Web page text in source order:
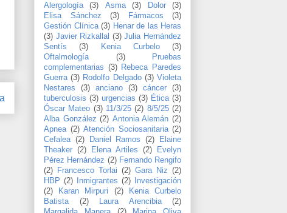
Alergología
(3) Asma (3) Dolor
(3)
Elisa Sánchez
(3) Fármacos
(3)
Gestión Clínica (3) Henar de las Heras
(3) Javier Rizkallal (3) Julia Hernández
Sentís
(3) Kenia Curbelo
(3)
Oftalmología
(3)
Pruebas
complementarias (3) Rebeca Paredes
Guerra (3) Rodolfo Delgado (3) Violeta
Nestares
(3) anciano (3) cáncer
(3)
tuberculosis (3) urgencias (3) Ética (3)
Óscar Mateo (3) 11/3/25 (2) 8/5/25 (2)
Alba González (2) Antonia Alemán (2)
Apnea (2) Atención Sociosanitaria (2)
Cefalea (2) Daniel Ramos (2)
Elaine
Theaker (2) Elena Artiles (2)
Evelyn
Pérez Hernández (2) Fernando Rengifo
(2)
Francesco Torlai (2) Gara Niz (2)
HBP (2) Inmigrantes (2)
Investigación
(2)
Karan Mirpuri (2)
Kenia Curbelo
Batista
(2) Laura Arencibia
(2)